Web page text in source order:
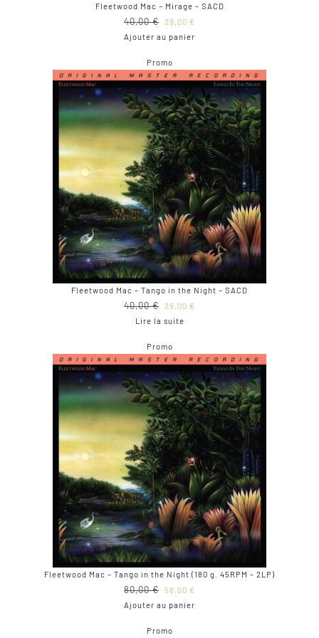
Fleetwood Mac – Mirage – SACD
40,00€
Le
prix
était :
40,00 €.
29,00 €
29,00 €.
Ajouter au panier
PromoProduit
en
promotion
Fleetwood Mac – Tango in the Night – SACD
40,00€
Le
prix
était :
40,00 €.
29,00 €
29,00 €.
Lire la suite
PromoProduit
en
promotion
Fleetwood Mac – Tango in the Night (180 g. 45RPM – 2LP)
80,00€
Le
prix
était :
56,00 €
Ajouter au panier
PromoProduit